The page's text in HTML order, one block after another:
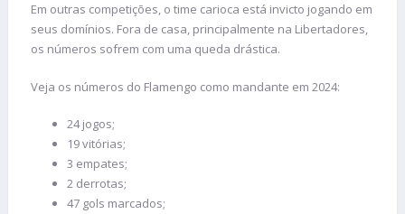
Em outras competições, o time carioca está invicto jogando em
seus domínios. Fora de casa, principalmente na Libertadores,
os números sofrem com uma queda drástica.
Veja os números do Flamengo como mandante em 2024:
24 jogos;
19 vitórias;
3 empates;
2 derrotas;
47 gols marcados;